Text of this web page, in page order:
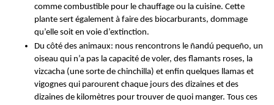
comme combustible pour le chauffage ou la cuisine. Cette
plante sert également à faire des biocarburants, dommage
qu’elle soit en voie d’extinction.
Du côté des animaux: nous rencontrons le ñandú pequeño, un
oiseau qui n’a pas la capacité de voler, des flamants roses, la
vizcacha (une sorte de chinchilla) et enfin quelques llamas et
vigognes qui parourent chaque jours des dizaines et des
dizaines de kilomètres pour trouver de quoi manger. Tous ces